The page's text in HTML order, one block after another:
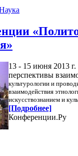
13 - 15 июня 2013
перспективы
культурологии и
взаимодействия
искусствознанием и
[Подробнее]
Конференции.Ру